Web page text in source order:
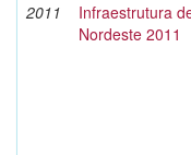
2011
Infraestrutura
Nordeste 2011